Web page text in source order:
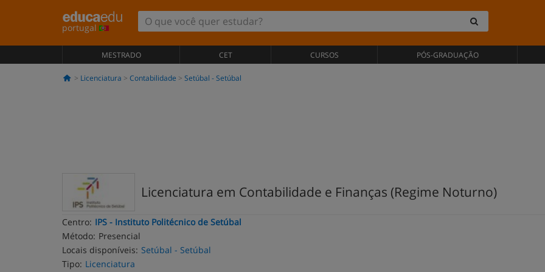
portugal
MESTRADO CET CURSOS PÓS-GRADUAÇÃO
Licenciatura Contabilidade Setúbal - Setúbal
Licenciatura em Contabilidade e Finanças (Regime Noturno)
Centro: IPS - Instituto Politécnico de Setúbal
Método: Presencial
Locais disponíveis: Setúbal - Setúbal
Tipo: Licenciatura